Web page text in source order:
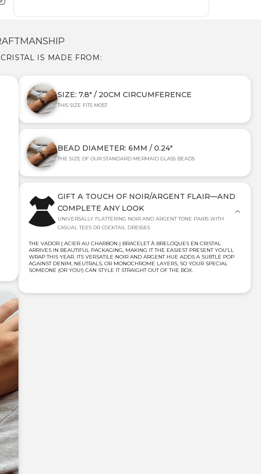
IS MADE FROM:
SIZE: 7.8" / 20CM CIRCUMFERENCE
THIS SIZE FITS MOST
BEAD DIAMETER: 6MM / 0.24"
THE SIZE OF OUR STANDARD MERMAID GLASS BEADS
GIFT A TOUCH OF NOIR/ARGENT FLAIR—AND
COMPLETE ANY LOOK
UNIVERSALLY FLATTERING NOIR AND ARGENT TONE PAIRS WITH
CASUAL TEES OR COCKTAIL DRESSES
THE VADOR | ACIER AU CHARBON | BRACELET À BRELOQUES EN CRISTAL
ARRIVES IN BEAUTIFUL PACKAGING, MAKING IT THE EASIEST PRESENT YOU’LL
WRAP THIS YEAR. ITS VERSATILE NOIR AND ARGENT HUE ADDS A SUBTLE POP
AGAINST DENIM, NEUTRALS, OR MONOCHROME LAYERS, SO YOUR SPECIAL
SOMEONE (OR YOU!) CAN STYLE IT STRAIGHT OUT OF THE BOX.